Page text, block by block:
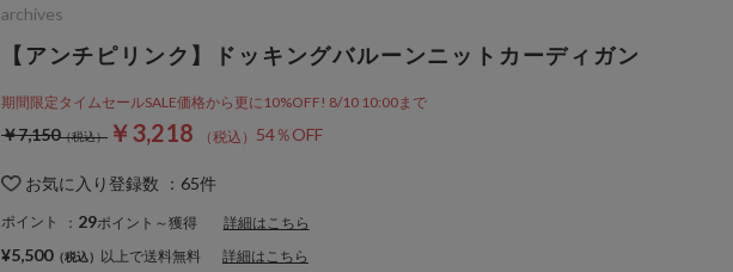
【アンチピリンク】ドッキングバルーンニットカーディガン
期間限定タイムセールSALE価格から更に10%OFF! 8/10 10:00まで
￥3,218 54％OFF
￥7,150
お気に入り登録数 ： 65件
ポイント ： 29ポイント～獲得 詳細はこちら
archives
¥5,500 以上で送料無料 詳細はこちら